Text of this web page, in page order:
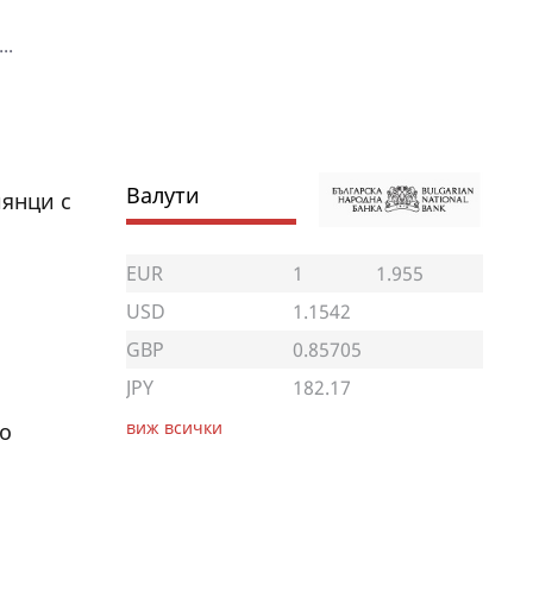
с
Валути
EUR 1
1.955
USD
1.1542
GBP
0.85705
JPY
182.17
виж всички